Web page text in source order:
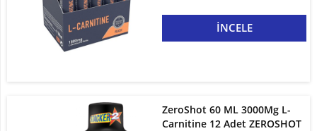
İNCELE
ZeroShot 60 ML 3000Mg L-
Carnitine 12 Adet ZEROSHOT